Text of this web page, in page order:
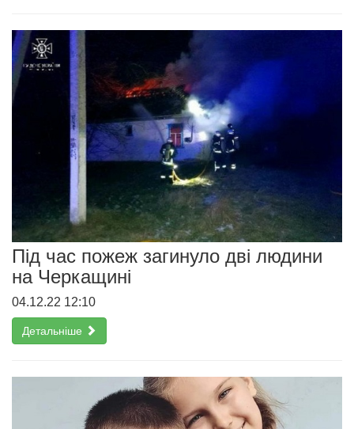
Під час пожеж загинуло дві людини
на Черкащині
04.12.22 12:10
Детальніше